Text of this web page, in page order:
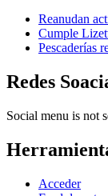
Reanudan
Cumple
Pescaderías
Redes
Social menu is not
Acceder